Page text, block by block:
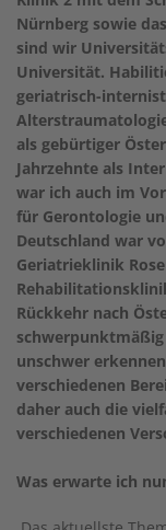
Nürnberg sowie
sind wir
Universität.
geriatrisch-
als gebürtiger
Jahrzehnte als
war ich auch im
für Gerontologie
Deutschland war
Geriatrieklinik
Rückkehr nach
unschwer
verschiedenen
daher auch die
verschiedenen
Was erwarte ich